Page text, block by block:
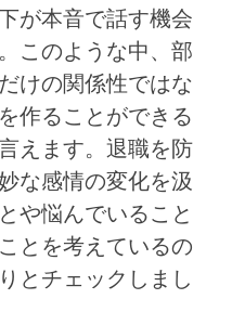
が本音で話す機会
このような中、部
けの関係性ではな
作ることができる
えます。退職を防
な感情の変化を汲
や悩んでいること
とを考えているの
とチェックしまし